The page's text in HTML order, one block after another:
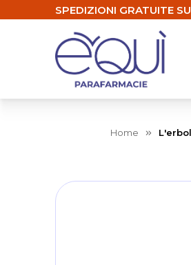
SPEDIZIONI GRATUITE
Home
Skip
to